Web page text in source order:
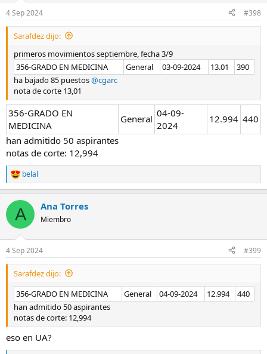
4 Sep 2024 #398
Sarafdez dijo:
primeros movimientos septiembre, fecha 3/9
356-GRADO EN MEDICINA
General 03-09-2024 13.01
390
ha bajado 85 puestos@cgarc
nota de corte 13,01
356-GRADO EN
MEDICINA
General 04-09-
2024
12.994 440
han admitido 50 aspirantes
notas de corte: 12,994
R
e
c
i
e
s
belal
A Ana Torres
Miembro
4 Sep 2024 #399
Sarafdez dijo:
356-GRADO EN MEDICINA
General 04-09-2024 12.994
440
han admitido 50 aspirantes
notas de corte: 12,994
eso en UA?